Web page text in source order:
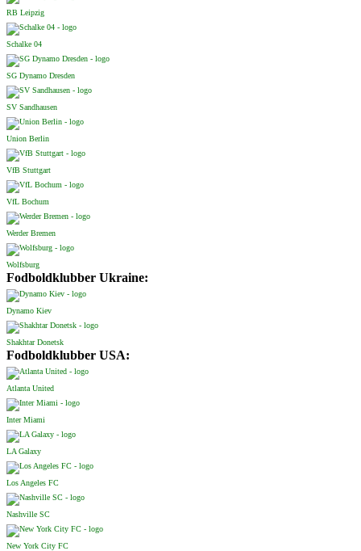
RB Leipzig
Schalke 04
SG Dynamo Dresden
SV Sandhausen
Union Berlin
VfB Stuttgart
VfL Bochum
Werder Bremen
Wolfsburg
Fodboldklubber Ukraine:
Dynamo Kiev
Shakhtar Donetsk
Fodboldklubber USA:
Atlanta United
Inter Miami
LA Galaxy
Los Angeles FC
Nashville SC
New York City FC